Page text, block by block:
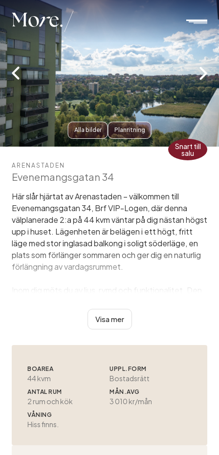
More.
Alla bilder Planritning
Snart till
salu
ARENASTADEN
Evenemangsgatan 34
Här slår hjärtat av Arenastaden – välkommen till
Evenemangsgatan 34, Brf VIP-Logen, där denna
välplanerade 2:a på 44 kvm väntar på dig nästan högst
upp i huset. Lägenheten är belägen i ett högt, fritt
läge med stor inglasad balkong i soligt söderläge, en
plats som förlänger sommaren och ger dig en naturlig
förlängning av vardagsrummet.
Inom dig möts du av ljus, rymd och funktionalitet. Den
rummet socialt – perfekt när du vill umgås, laga mat
och fortsätta konversationen utan gränser. När solen
Visa mer
BOAREA
44 kvm
UPPL.FORM
Bostadsrätt
ANTAL RUM
2 rum och kök
MÅN.AVG
3 010 kr/mån
VÅNING
Hiss finns.